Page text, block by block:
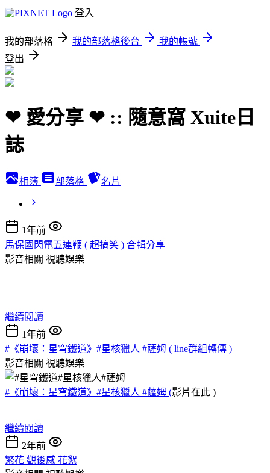
登入
我的部落格 我的部落格後台
我的帳號
登出
❤ 愛分享 ❤ :: 隨意窩 Xuite日
誌
相簿 部落格 名片
1年前
馬保國閃電五連鞭 ( 超搞笑 ) 合輯分享
影音相關 視聽娛樂
繼續閱讀
1年前
#《崩壞：星穹鐵道》#星核獵人 #薩姆 ( line群組轉傳 )
影音相關 視聽娛樂
#《崩壞：星穹鐵道》#星核獵人 #薩姆 (影片在此 )
繼續閱讀
2年前
繁花 觀後感 花絮